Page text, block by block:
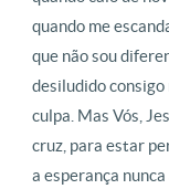
quando me
que não sou
desiludido consigo
culpa. Mas Vós,
cruz, para estar
a esperança